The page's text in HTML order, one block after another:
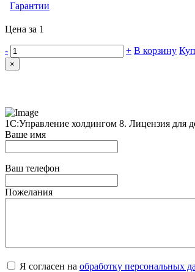
Гарантии
Цена за 1
- + В корзину
×
1С:Управление холдингом 8. Лицензия для
Ваше имя
Ваш телефон
Пожелания
Я согласен на обработку персональных